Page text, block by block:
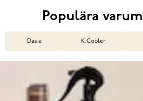
Populära
Dasia K.Cobler